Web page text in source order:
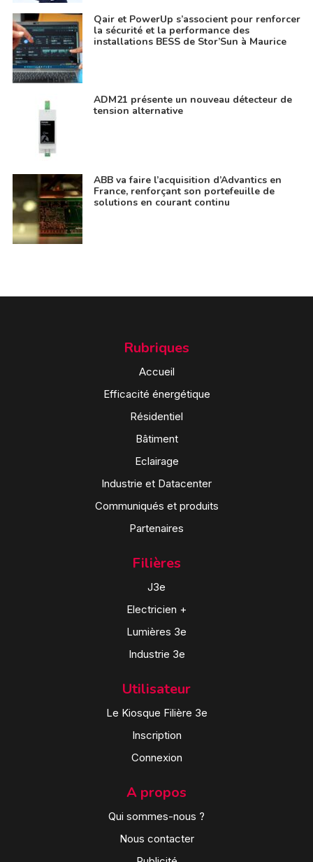
Qair et PowerUp s’associent pour renforcer
la sécurité et la performance des
installations BESS de Stor’Sun à Maurice
ADM21 présente un nouveau détecteur de
tension alternative
ABB va faire l’acquisition d’Advantics en
France, renforçant son portefeuille de
solutions en courant continu
Rubriques
Accueil
Efficacité énergétique
Résidentiel
Bâtiment
Eclairage
Industrie et Datacenter
Communiqués et produits
Partenaires
Filières
J3e
Electricien +
Lumières 3e
Industrie 3e
Utilisateur
Le Kiosque Filière 3e
Inscription
Connexion
A propos
Qui sommes-nous ?
Nous contacter